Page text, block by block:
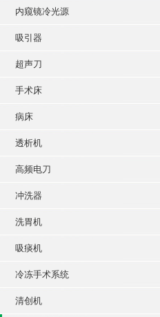
内窥镜冷光源
吸引器
超声刀
手术床
病床
透析机
高频电刀
冲洗器
洗胃机
吸痰机
冷冻手术系统
清创机